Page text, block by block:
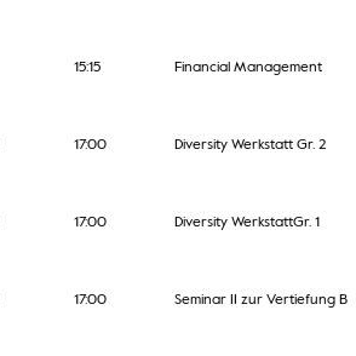
15:15 Financial Management
17:00 Diversity Werkstatt Gr. 2
17:00 Diversity WerkstattGr. 1
17:00 Seminar II zur Vertiefung B